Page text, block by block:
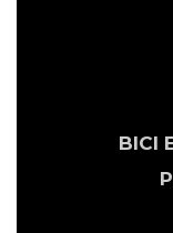
BICI